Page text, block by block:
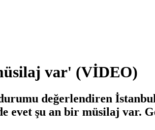
var' (VİDEO)
değerlendiren
şu an bir müsilaj var.